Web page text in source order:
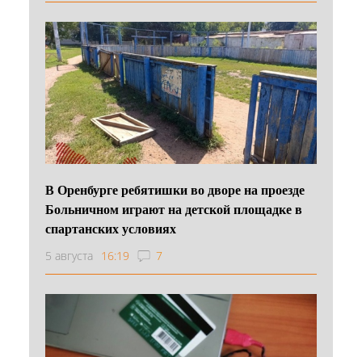
В Оренбурге ребятишки во дворе на проезде
Больничном играют на детской площадке в
спартанских условиях
5 августа 16:19 7